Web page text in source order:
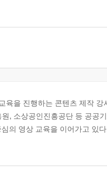
육을 진행하는 콘텐츠 제작
, 소상공인진흥공단 등 공공
의 영상 교육을 이어가고 있